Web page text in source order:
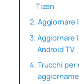
Tizen
Aggiornare
Aggiornare
Android TV
Trucchi per